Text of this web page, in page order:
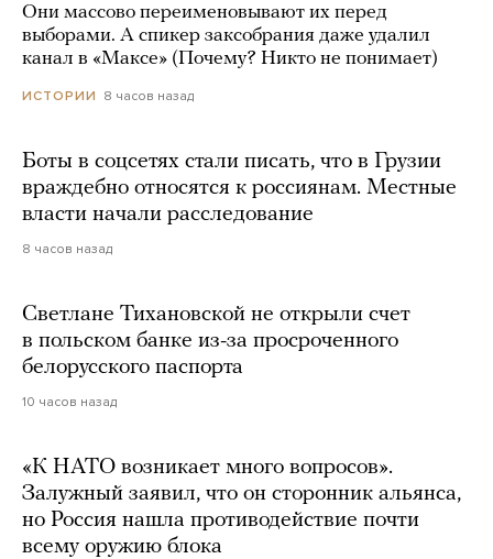
Они массово переименовывают их перед
выборами. А спикер заксобрания даже удалил
канал в «Максе» (Почему? Никто не понимает)
ИСТОРИИ 8 часов назад
Боты в соцсетях стали писать, что в Грузии
враждебно относятся к россиянам. Местные
власти начали расследование
8 часов назад
Светлане Тихановской не открыли счет
в польском банке из-за просроченного
белорусского паспорта
10 часов назад
«К НАТО возникает много вопросов».
Залужный заявил, что он сторонник альянса,
но Россия нашла противодействие почти
всему оружию блока